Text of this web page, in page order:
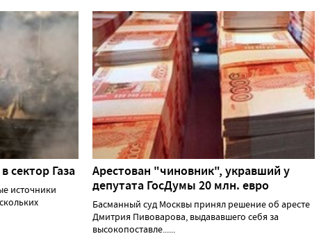
сектор Газа
источники
Арестован "чиновник", укравший у
депутата ГосДумы 20 млн. евро
Басманный суд Москвы принял решение об аресте
Дмитрия Пивоварова, выдававшего себя за
высокопоставле......